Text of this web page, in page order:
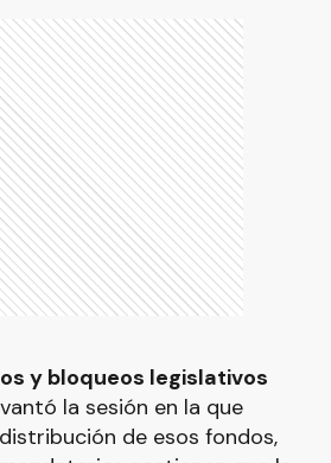
y bloqueos legislativos
la sesión en la que
de esos fondos,